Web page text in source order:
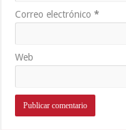
Correo electrónico*
Web